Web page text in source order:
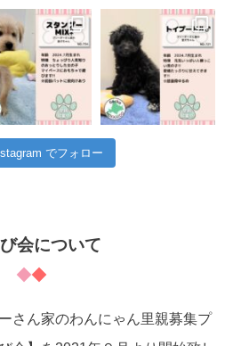
でフォロー
会について
さん家のわんにゃん里親募集プ